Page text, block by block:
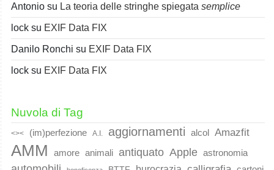
Antonio su La teoria delle stringhe spiegata semplice
lock su EXIF Data FIX
Danilo Ronchi su EXIF Data FIX
lock su EXIF Data FIX
Nuvola di Tag
<>< (im)perfezione A.I. aggiornamenti alcol Amazfit
AMM amore animali antiquato Apple astronomia